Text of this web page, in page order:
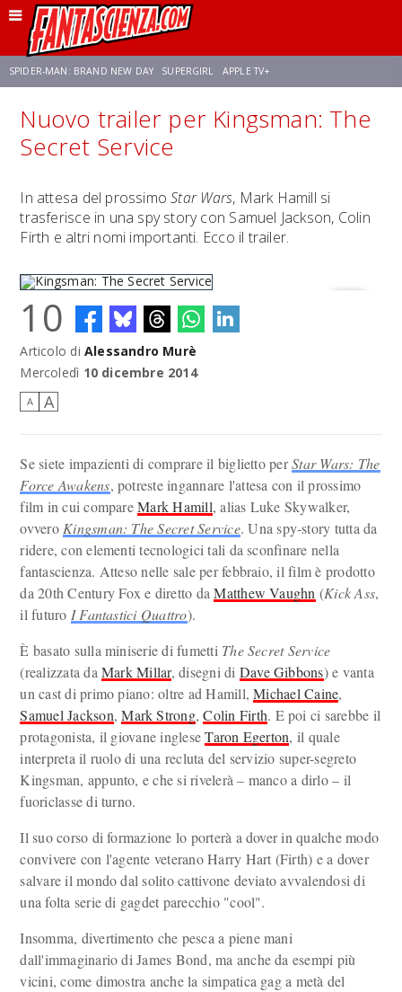
SPIDER-MAN: BRAND NEW DAY SUPERGIRL APPLE TV+
FRANCO RICCIARDIELLO ZENDAYA STAR TREK AVENGERS: DOOMSDAY
Nuovo trailer per Kingsman: The
Secret Service
In attesa del prossimoStar Wars, Mark Hamill si
trasferisce in una spy story con Samuel Jackson, Colin
Firth e altri nomi importanti. Ecco il trailer.
Kingsman: The Secret Service
10
Articolo di Alessandro Murè
Mercoledì 10 dicembre 2014
A A
Se siete impazienti di comprare il biglietto perStar Wars: The
Force Awakens, potreste ingannare l'attesa con il prossimo
film in cui compareMark Hamill, alias Luke Skywalker,
ovvero Kingsman: The Secret Service. Una spy-story tutta da
ridere, con elementi tecnologici tali da sconfinare nella
fantascienza. Atteso nelle sale per febbraio, il film è prodotto
da 20th Century Fox e diretto daMatthew Vaughn (Kick Ass,
il futuro I Fantastici Quattro).
È basato sulla miniserie di fumetti The Secret Service
(realizzata daMark Millar, disegni di Dave Gibbons) e vanta
un cast di primo piano: oltre ad Hamill,Michael Caine,
Samuel Jackson,Mark Strong,Colin Firth. E poi ci sarebbe il
protagonista, il giovane ingleseTaron Egerton, il quale
interpreta il ruolo di una recluta del servizio super-segreto
Kingsman, appunto, e che si rivelerà – manco a dirlo – il
fuoriclasse di turno.
Il suo corso di formazione lo porterà a dover in qualche modo
convivere con l'agente veterano Harry Hart (Firth) e a dover
salvare il mondo dal solito cattivone deviato avvalendosi di
una folta serie di gagdet parecchio "cool".
Insomma, divertimento che pesca a piene mani
dall'immaginario di James Bond, ma anche da esempi più
vicini, come dimostra anche la simpatica gag a metà del